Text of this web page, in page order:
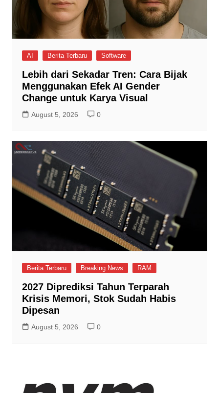
AI Berita Terbaru Software
Lebih dari Sekadar Tren: Cara Bijak
Menggunakan Efek AI Gender
Change untuk Karya Visual
August 5, 2026 0
Berita Terbaru Breaking News RAM
2027 Diprediksi Tahun Terparah
Krisis Memori, Stok Sudah Habis
Dipesan
August 5, 2026 0